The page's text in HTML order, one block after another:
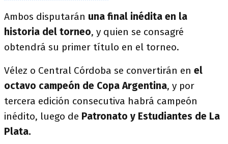
Ambos disputarán una final inédita en la
historia del torneo, y quien se consagré
obtendrá su primer título en el torneo.
Vélez o Central Córdoba se convertirán en el
octavo campeón de Copa Argentina, y por
tercera edición consecutiva habrá campeón
inédito, luego de Patronato y Estudiantes de La
Plata.